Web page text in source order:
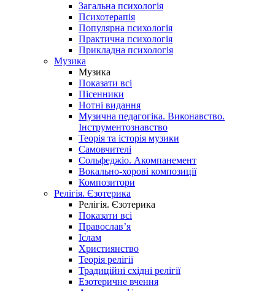
Загальна психологія
Психотерапія
Популярна психологія
Практична психологія
Прикладна психологія
Музика
Музика
Показати всі
Пісенники
Нотні видання
Музична педагогіка. Виконавство.
Інструментознавство
Теорія та історія музики
Самовчителі
Сольфеджіо. Акомпанемент
Вокально-хорові композиції
Композитори
Релігія. Єзотерика
Релігія. Єзотерика
Показати всі
Православ’я
Іслам
Християнство
Теорія релігії
Традиційні східні релігії
Езотеричне вчення